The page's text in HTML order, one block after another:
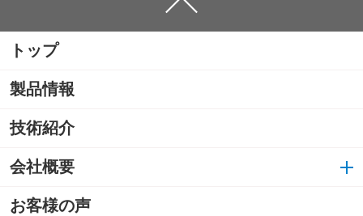
トップ
製品情報
技術紹介
会社概要
お客様の声